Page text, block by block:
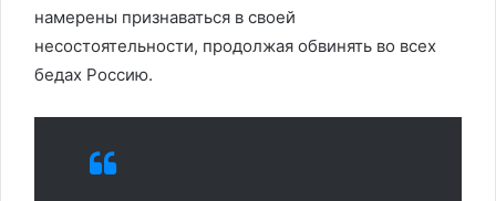
намерены признаваться в своей
несостоятельности, продолжая обвинять во всех
бедах Россию.